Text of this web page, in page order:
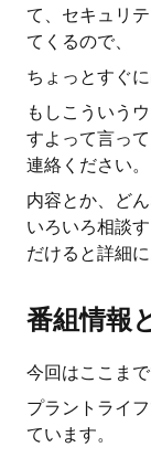
て、セキュリ
てくるので、
ちょっとすぐ
もしこういう
すよって言っ
連絡ください。
内容とか、ど
いろいろ相談
だけると詳細
番組情報
今回はここまで
プラントライ
ています。